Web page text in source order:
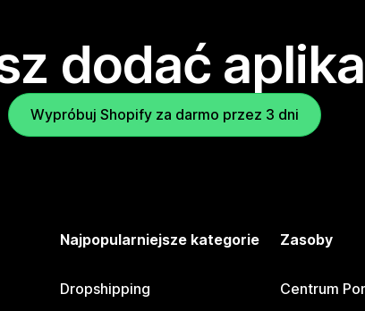
dodać
Wypróbuj Shopify za darmo przez 3 dni
Najpopularniejsze kategorie
Dropshipping
Zasoby
Centrum